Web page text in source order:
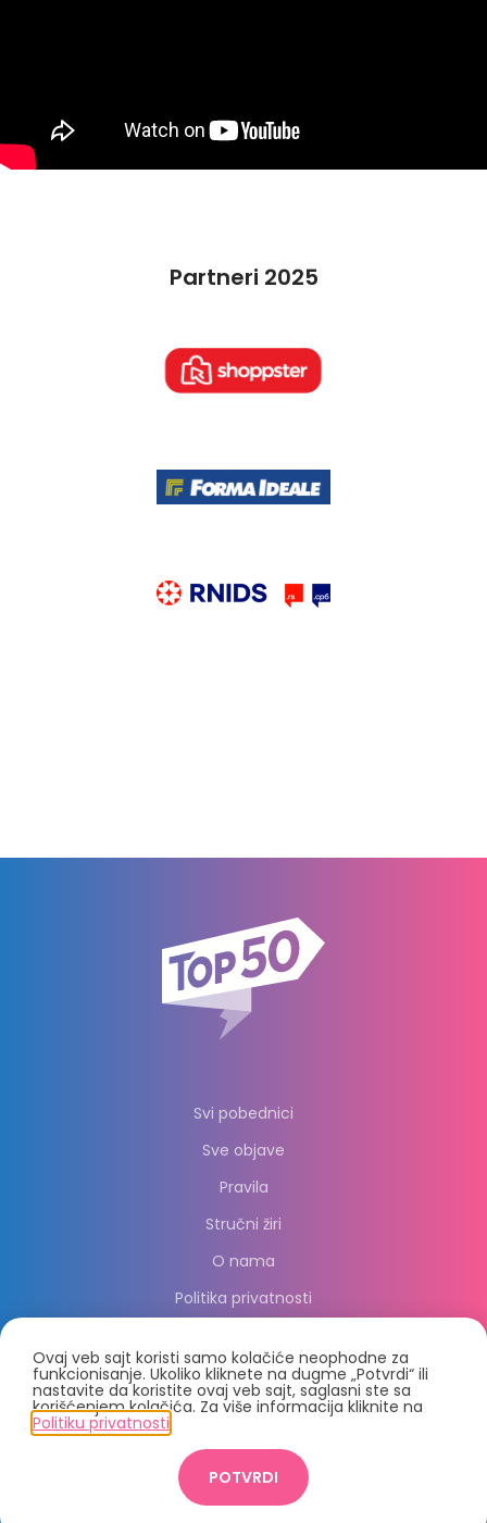
Partneri 2025
Svi pobednici
Sve objave
Pravila
Stručni žiri
O nama
Politika privatnosti
© 2021, PC Press Group d.o.o.
Ovaj veb sajt koristi samo kolačiće neophodne za
funkcionisanje. Ukoliko kliknete na dugme „Potvrdi“ ili
nastavite da koristite ovaj veb sajt, saglasni ste sa
korišćenjem kolačića. Za više informacija kliknite na
Politiku privatnosti
POTVRDI